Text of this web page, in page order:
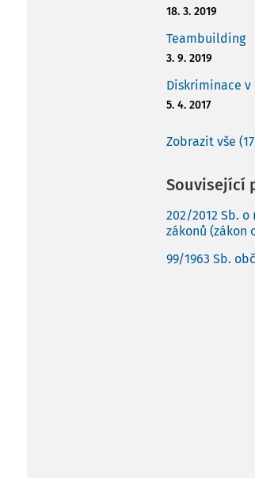
18. 3. 2019
Teambuilding
3. 9. 2019
Diskriminace
5. 4. 2017
Zobrazit vše
Související
202/2012 Sb.
zákonů (zákon
99/1963 Sb.